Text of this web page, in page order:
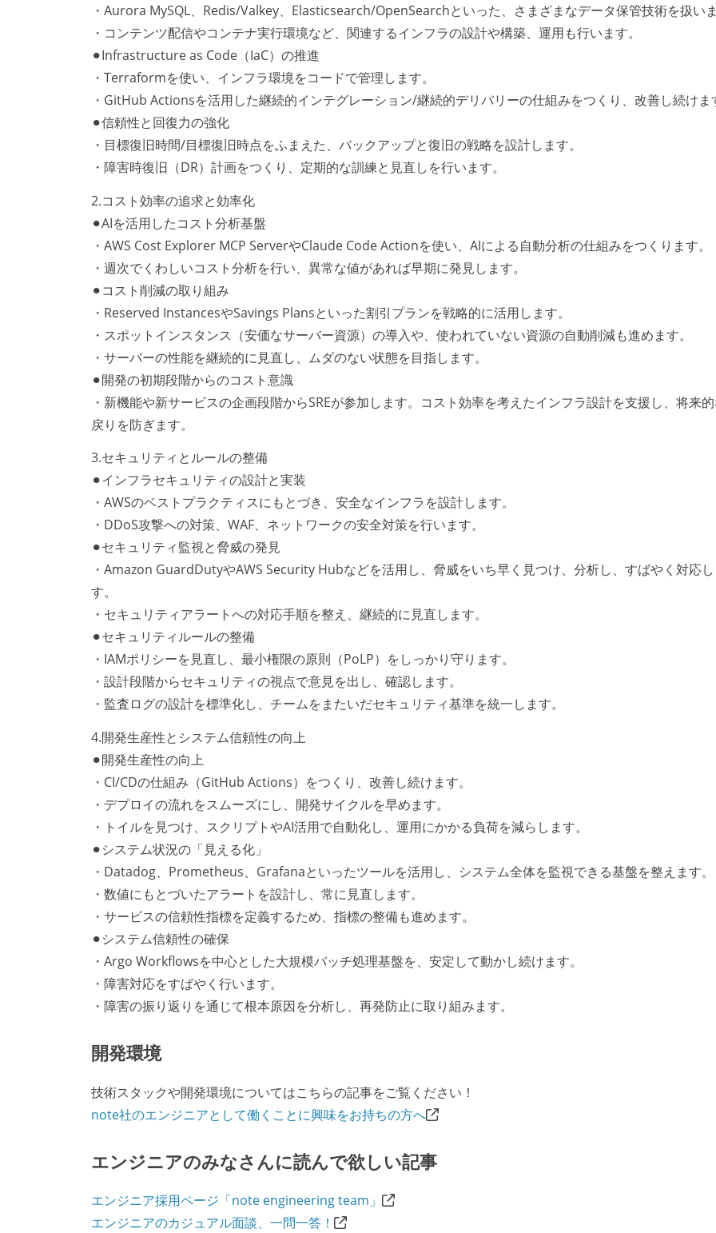
・Aurora MySQL、Redis/Valkey、Elasticsearch/OpenSearchといった、さまざまなデータ保管技術を扱い
・コンテンツ配信やコンテナ実行環境など、関連するインフラの設計や構築、運用も行います。
⚫︎Infrastructure as Code（IaC）の推進
・Terraformを使い、インフラ環境をコードで管理します。
・GitHub Actionsを活用した継続的インテグレーション/継続的デリバリーの仕組みをつくり、改善し続けま
⚫︎信頼性と回復力の強化
・目標復旧時間/目標復旧時点をふまえた、バックアップと復旧の戦略を設計します。
・障害時復旧（DR）計画をつくり、定期的な訓練と見直しを行います。
2.コスト効率の追求と効率化
⚫︎AIを活用したコスト分析基盤
・AWS Cost Explorer MCP ServerやClaude Code Actionを使い、AIによる自動分析の仕組みをつくります。
・週次でくわしいコスト分析を行い、異常な値があれば早期に発見します。
⚫︎コスト削減の取り組み
・Reserved InstancesやSavings Plansといった割引プランを戦略的に活用します。
・スポットインスタンス（安価なサーバー資源）の導入や、使われていない資源の自動削減も進めます。
・サーバーの性能を継続的に見直し、ムダのない状態を目指します。
⚫︎開発の初期段階からのコスト意識
・新機能や新サービスの企画段階からSREが参加します。コスト効率を考えたインフラ設計を支援し、将来
戻りを防ぎます。
3.セキュリティとルールの整備
⚫︎インフラセキュリティの設計と実装
・AWSのベストプラクティスにもとづき、安全なインフラを設計します。
・DDoS攻撃への対策、WAF、ネットワークの安全対策を行います。
⚫︎セキュリティ監視と脅威の発見
・Amazon GuardDutyやAWS Security Hubなどを活用し、脅威をいち早く見つけ、分析し、すばやく対応
す。
・セキュリティアラートへの対応手順を整え、継続的に見直します。
⚫︎セキュリティルールの整備
・IAMポリシーを見直し、最小権限の原則（PoLP）をしっかり守ります。
・設計段階からセキュリティの視点で意見を出し、確認します。
・監査ログの設計を標準化し、チームをまたいだセキュリティ基準を統一します。
4.開発生産性とシステム信頼性の向上
⚫︎開発生産性の向上
・CI/CDの仕組み（GitHub Actions）をつくり、改善し続けます。
・デプロイの流れをスムーズにし、開発サイクルを早めます。
・トイルを見つけ、スクリプトやAI活用で自動化し、運用にかかる負荷を減らします。
⚫︎システム状況の「見える化」
・Datadog、Prometheus、Grafanaといったツールを活用し、システム全体を監視できる基盤を整えます。
・数値にもとづいたアラートを設計し、常に見直します。
・サービスの信頼性指標を定義するため、指標の整備も進めます。
⚫︎システム信頼性の確保
・Argo Workflowsを中心とした大規模バッチ処理基盤を、安定して動かし続けます。
・障害対応をすばやく行います。
・障害の振り返りを通じて根本原因を分析し、再発防止に取り組みます。
開発環境
技術スタックや開発環境についてはこちらの記事をご覧ください！
note社のエンジニアとして働くことに興味をお持ちの方へ
エンジニアのみなさんに読んで欲しい記事
エンジニア採用ページ「note engineering team」
エンジニアのカジュアル面談、一問一答！